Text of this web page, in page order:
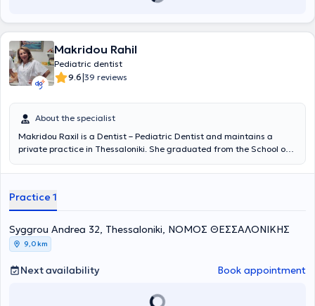
Makridou Rahil
Pediatric dentist
9.6|39 reviews
About the specialist
Makridou Raxil is a Dentist – Pediatric Dentist and maintains a
private practice in Thessaloniki. She graduated from the School of
postgraduate training in pediatric dentistry at the School of
England. She possesses extensive academic and professional
experience in the field and her practice caters to the needs of both
children and adults.
Practice 1
Syggrou Andrea 32, Thessaloniki, ΝΟΜΟΣ ΘΕΣΣΑΛΟΝΙΚΗΣ
9,0 km
Next availability Book appointment